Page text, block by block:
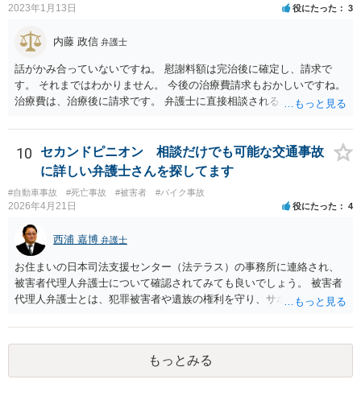
2023年1月13日 役にたった 3
内藤 政信 弁護士
話がかみ合っていないですね。 慰謝料額は完治後に確定し、請求で
す。 それまではわかりません。 今後の治療費請求もおかしいですね。
治療費は、治療後に請求です。 弁護士に直接相談されることを勧めま
10
セカンドピニオン 相談だけでも可能な交通事故
に詳しい弁護士さんを探してます
#自動車事故 #死亡事故 #被害者 #バイク事故
2026年4月21日 役にたった 4
西浦 嘉博 弁護士
お住まいの日本司法支援センター（法テラス）の事務所に連絡され、
被害者代理人弁護士について確認されてみても良いでしょう。 被害者
代理人弁護士とは、犯罪被害者や遺族の権利を守り、サポートする専
との示談交渉、刑事裁判への参加（被害者参加制度）、損害賠償請求
などを代理で行い、被害者や遺族の心理的負担を軽減する役割を担い
ます。 なお、都道府県によっては弁護士会事務局を通して、弁護士会
の被害者支援委員会が窓口となることもあります。 ご依頼の弁護士さ
もっとみる